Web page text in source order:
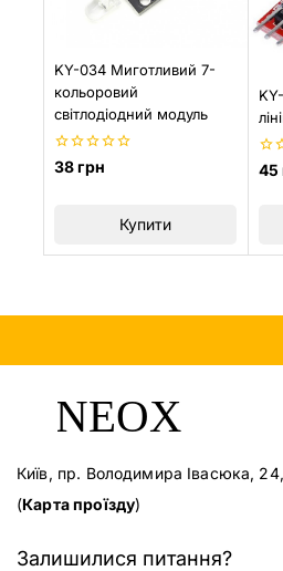
KY-034 Миготливий 7-
кольоровий
світлодіодний модуль
0
38грн
Купити
0
45
Київ, пр. Володимира Івасюка,
(Карта проїзду)
Залишилися питання?